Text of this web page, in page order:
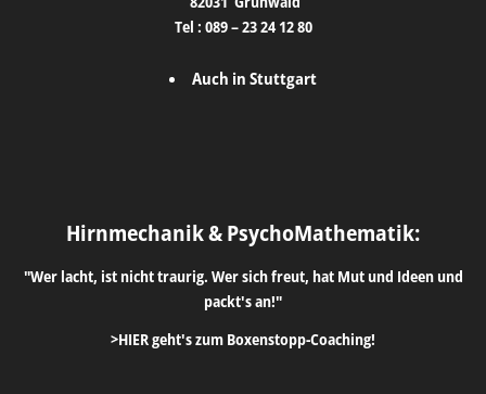
Tel : 089 – 23 24 12 80
Auch in Stuttgart
Hirnmechanik & PsychoMathematik:
"Wer lacht, ist nicht traurig. Wer sich freut, hat Mut und Ideen und
packt's an!"
>HIER geht's zum Boxenstopp-Coaching!